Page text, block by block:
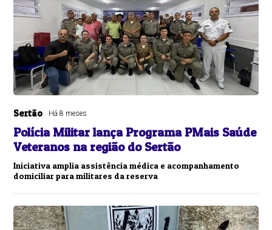
Sertão Há 8 meses
Polícia Militar lança Programa PMais Saúde
Veteranos na região do Sertão
Iniciativa amplia assistência médica e acompanhamento
domiciliar para militares da reserva